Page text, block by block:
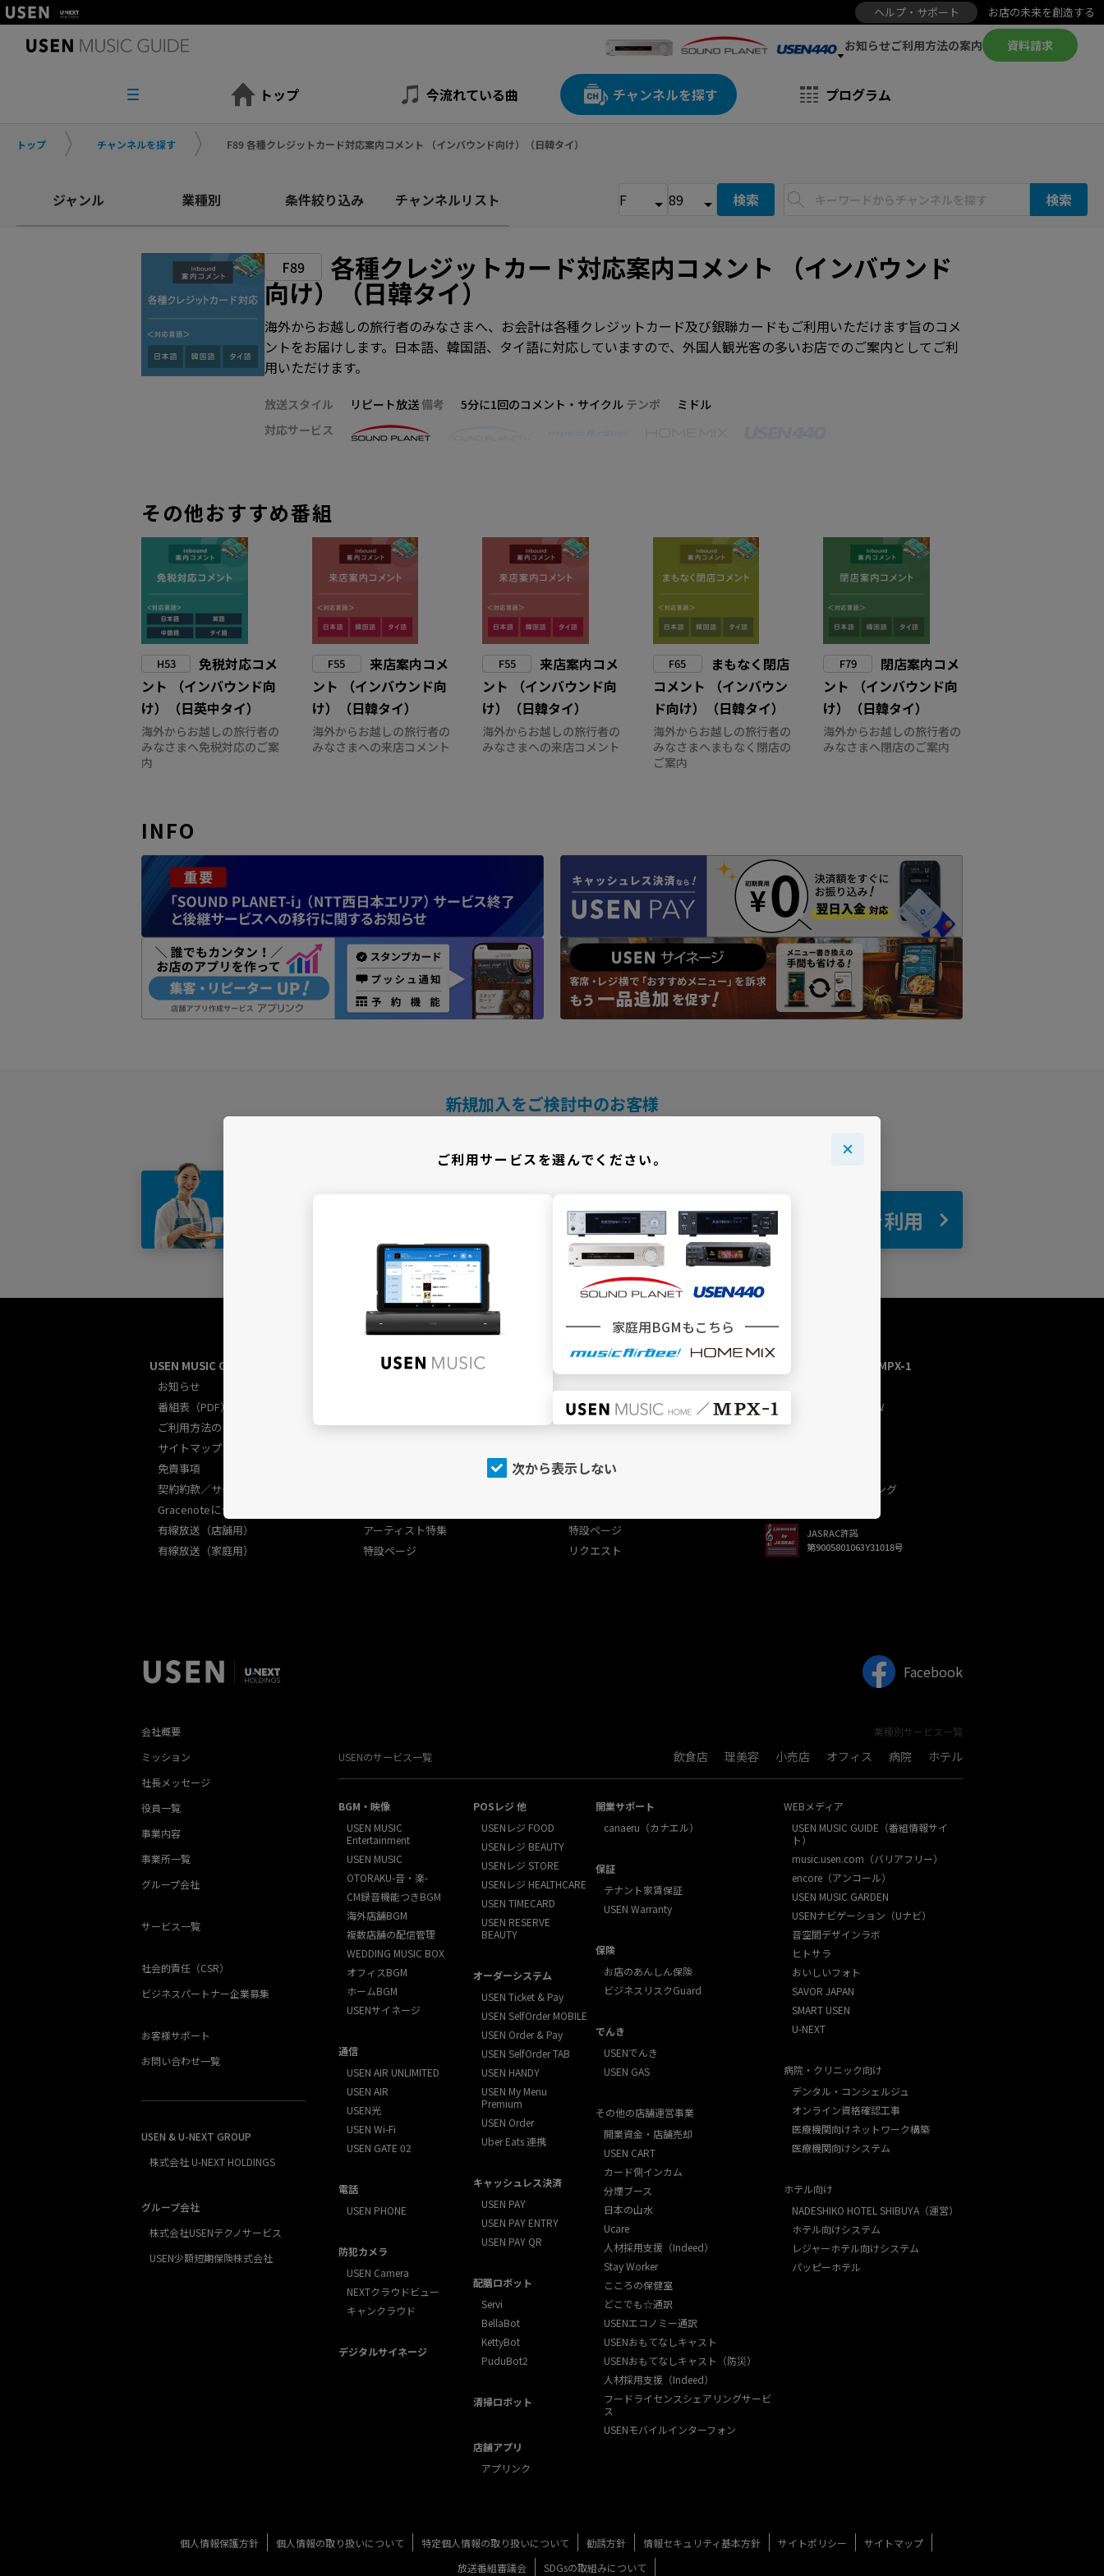
ヘルプ・サポート お店の未来を創造する
お知らせご利用方法の案内 資料請求
トップ 今流れている曲 チャンネルを探す プログラム
トップ チャンネルを探す F89 各種クレジットカード対応案内コメント （インバウンド向け）（日韓タイ）
ジャンル 業種別 条件絞り込み チャンネルリスト 検索 検索
F89 各種クレジットカード対応案内コメント （インバウンド
向け）（日韓タイ）
海外からお越しの旅行者のみなさまへ、お会計は各種クレジットカード及び銀聯カードもご利用いただけます旨のコメ
ントをお届けします。日本語、韓国語、タイ語に対応していますので、外国人観光客の多いお店でのご案内としてご利
用いただけます。
放送スタイル リピート放送備考 5分に1回のコメント・サイクル テンポ
ミドル
対応サービス
その他おすすめ番組
H53
免税対応コメ
ント （インバウンド向
け）（日英中タイ）
海外からお越しの旅行者の
みなさまへ免税対応のご案
内
F55
来店案内コメ
ント （インバウンド向
け）（日韓タイ）
海外からお越しの旅行者の
みなさまへの来店コメント
F55
来店案内コメ
ント （インバウンド向
け）（日韓タイ）
海外からお越しの旅行者の
みなさまへの来店コメント
F65
まもなく閉店
コメント （インバウン
ド向け）（日韓タイ）
海外からお越しの旅行者の
みなさまへまもなく閉店の
ご案内
F79
閉店案内コメ
ント （インバウンド向
け）（日韓タイ）
海外からお越しの旅行者の
みなさまへ閉店のご案内
INFO
新規加入をご検討中のお客様
自宅 でBGMを利用
USEN MUSIC GUIDE総合
お知らせ
番組表（PDF）
ご利用方法のご案内
サイトマップ
免責事項
契約約款／サービス規約
Gracenoteについて
有線放送（店舗用）
有線放送（家庭用）
USEN MUSIC
PLAYING）
アーティスト特集
特設ページ
今流れている曲（NOW
PLAYING）
プログラム
特設ページ
リクエスト
USEN MUSIC HOME／MPX-1
今流れている曲（NOW
PLAYING）
USEN（有線）ランキング
JASRAC許諾
第9005801063Y31018号
Facebook
会社概要
ミッション
社長メッセージ
役員一覧
事業内容
事業所一覧
グループ会社
サービス一覧
社会的責任（CSR）
ビジネスパートナー企業募集
お客様サポート
お問い合わせ一覧
USEN & U-NEXT GROUP
株式会社 U-NEXT HOLDINGS
グループ会社
株式会社USENテクノサービス
USEN少額短期保険株式会社
業種別サービス一覧
USENのサービス一覧
飲食店 理美容 小売店 オフィス 病院 ホテル
BGM・映像
USEN MUSIC
Entertainment
USEN MUSIC
OTORAKU-音・楽-
CM録音機能つきBGM
海外店舗BGM
複数店舗の配信管理
WEDDING MUSIC BOX
オフィスBGM
ホームBGM
USENサイネージ
通信
USEN AIR UNLIMITED
USEN AIR
USEN光
USEN Wi-Fi
USEN GATE 02
電話
USEN PHONE
防犯カメラ
USEN Camera
NEXTクラウドビュー
キャンクラウド
デジタルサイネージ
POSレジ 他
USENレジ FOOD
USENレジ BEAUTY
USENレジ STORE
USENレジ HEALTHCARE
USEN TIMECARD
USEN RESERVE
BEAUTY
オーダーシステム
USEN Ticket & Pay
USEN SelfOrder MOBILE
USEN Order & Pay
USEN SelfOrder TAB
USEN HANDY
USEN My Menu
Premium
USEN Order
Uber Eats 連携
キャッシュレス決済
USEN PAY
USEN PAY ENTRY
USEN PAY QR
配膳ロボット
Servi
BellaBot
KettyBot
PuduBot2
清掃ロボット
店舗アプリ
アプリンク
開業サポート
canaeru（カナエル）
保証
テナント家賃保証
USEN Warranty
保険
お店のあんしん保険
ビジネスリスクGuard
でんき
USENでんき
USEN GAS
その他の店舗運営事業
開業資金・店舗売却
USEN CART
カード側インカム
分煙ブース
日本の山水
Ucare
人材採用支援（Indeed）
Stay Worker
こころの保健室
どこでも☆通訳
USENエコノミー通訳
USENおもてなしキャスト
USENおもてなしキャスト（防災）
人材採用支援（Indeed）
フードライセンスシェアリングサービ
ス
USENモバイルインターフォン
WEBメディア
USEN MUSIC GUIDE（番組情報サイ
ト）
music.usen.com（バリアフリー）
encore（アンコール）
USEN MUSIC GARDEN
USENナビゲーション（Uナビ）
音空間デザインラボ
ヒトサラ
おいしいフォト
SAVOR JAPAN
SMART USEN
U-NEXT
病院・クリニック向け
デンタル・コンシェルジュ
オンライン資格確認工事
医療機関向けネットワーク構築
医療機関向けシステム
ホテル向け
NADESHIKO HOTEL SHIBUYA（運営）
ホテル向けシステム
レジャーホテル向けシステム
パッピーホテル
個人情報保護方針 個人情報の取り扱いについて 特定個人情報の取り扱いについて 勧誘方針 情報セキュリティ基本方針 サイトポリシー
サイトマップ
放送番組審議会
SDGsの取組みについて
ご利用サービスを選んでください。
家庭用BGMもこちら
次から表示しない